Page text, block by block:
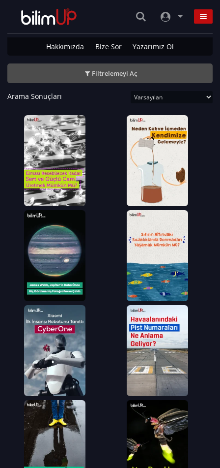
Hakkımızda Bize Sor Yazarımız Ol
Filtrelemeyi Aç
Arama Sonuçları